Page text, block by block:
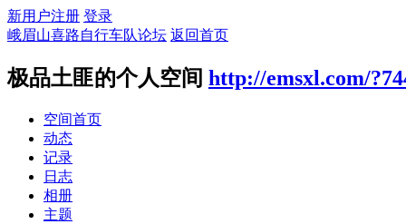
新用户注册 登录
峨眉山喜路自行车队论坛 返回首页
极品土匪的个人空间 http://emsxl.com/
空间首页
动态
记录
日志
相册
主题